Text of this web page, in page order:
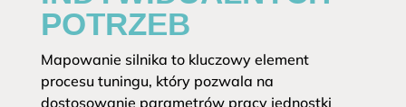
POTRZEB
Mapowanie silnika to kluczowy element
procesu tuningu, który pozwala na
dostosowanie parametrów pracy jednostki